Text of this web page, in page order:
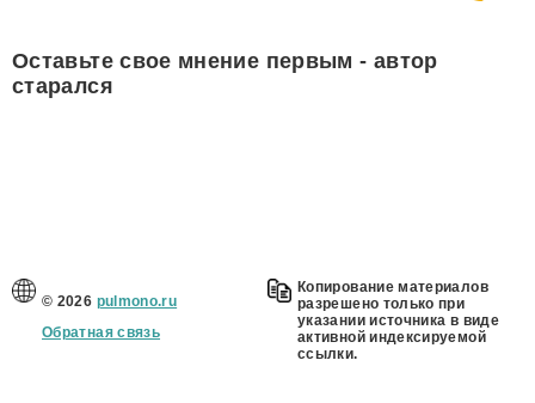
Оставьте свое мнение первым - автор
старался
© 2026 pulmono.ru
Обратная связь
Копирование материалов
разрешено только при
указании источника в виде
активной индексируемой
ссылки.